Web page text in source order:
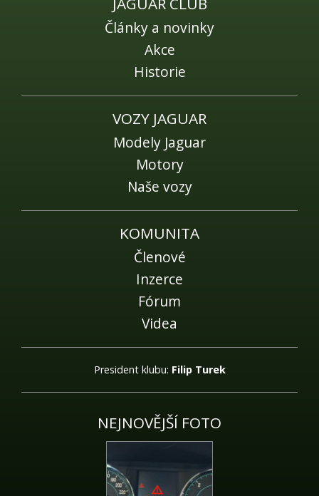
Články a novinky
Akce
Historie
VOZY JAGUAR
Modely Jaguar
Motory
Naše vozy
KOMUNITA
Členové
Inzerce
Fórum
Videa
President klubu: Filip Turek
NEJNOVĚJŠÍ FOTO